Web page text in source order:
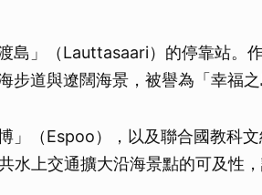
島」（Lauttasaari）的停靠站。
道與遼闊海景，被譽為「幸福之
」（Espoo），以及聯合國教科
水上交通擴大沿海景點的可及性